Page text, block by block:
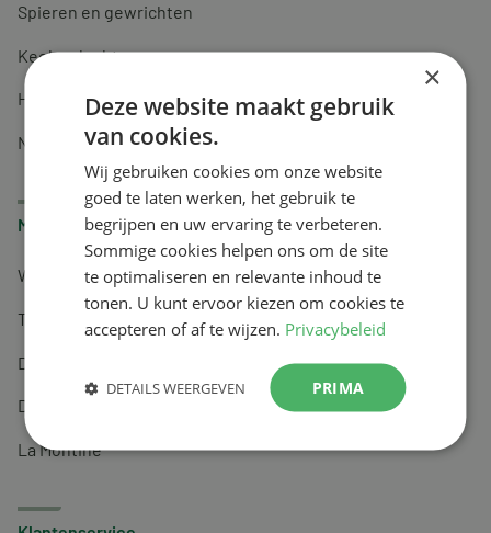
Spieren en gewrichten
Keel en luchtwegen
Huidverzorging
Nachtrust
Merken
Wapiti
Tai-Ginseng
Dermagíq
Draisma
La Montine
×
Deze website maakt gebruik
van cookies.
Wij gebruiken cookies om onze website
goed te laten werken, het gebruik te
begrijpen en uw ervaring te verbeteren.
Sommige cookies helpen ons om de site
te optimaliseren en relevante inhoud te
tonen. U kunt ervoor kiezen om cookies te
accepteren of af te wijzen. Privacybeleid
PRIMA
DETAILS WEERGEVEN